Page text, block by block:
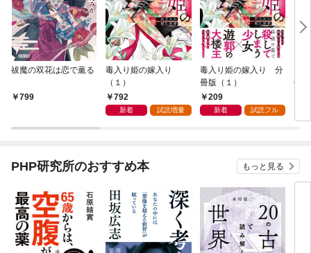
祓魔の双花は恋で薫る
799
毒入り姫の嫁入り
（１）
792
新着 試読増量
毒入り姫の嫁入り 分
冊版（１）
209
新着 試読フル
年8
PHP研究所のおすすめ本 もっと見る